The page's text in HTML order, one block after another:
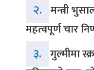
२. मन्त्री
महत्वपूर्ण चार
३. गुल्मीमा